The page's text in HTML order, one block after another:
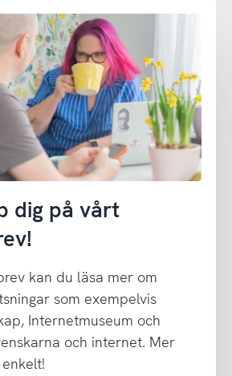
dig på vårt
kan du läsa mer om
som exempelvis
Internetmuseum och
och internet. Mer